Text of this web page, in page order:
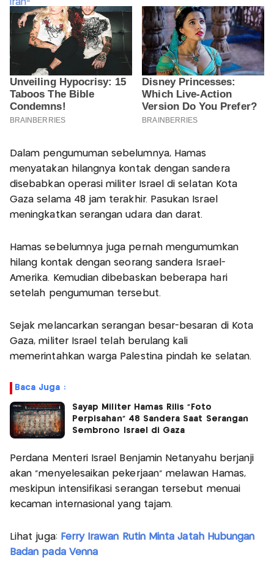
Dalam pengumuman sebelumnya, Hamas
menyatakan hilangnya kontak dengan sandera
disebabkan operasi militer Israel di selatan Kota
Gaza selama 48 jam terakhir. Pasukan Israel
meningkatkan serangan udara dan darat.
Hamas sebelumnya juga pernah mengumumkan
hilang kontak dengan seorang sandera Israel-
Amerika. Kemudian dibebaskan beberapa hari
setelah pengumuman tersebut.
Sejak melancarkan serangan besar-besaran di Kota
Gaza, militer Israel telah berulang kali
memerintahkan warga Palestina pindah ke selatan.
Baca Juga :
Sayap Militer Hamas Rilis “Foto
Perpisahan” 48 Sandera Saat Serangan
Sembrono Israel di Gaza
Perdana Menteri Israel Benjamin Netanyahu berjanji
akan "menyelesaikan pekerjaan" melawan Hamas,
meskipun intensifikasi serangan tersebut menuai
kecaman internasional yang tajam.
Lihat juga: Ferry Irawan Rutin Minta Jatah Hubungan
Badan pada Venna